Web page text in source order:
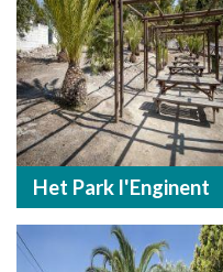
Het Park l'Enginent